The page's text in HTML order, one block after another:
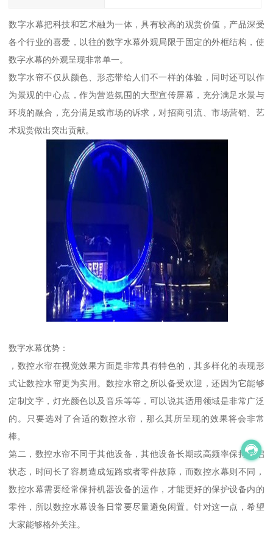
数字水幕把科技和艺术融为一体，具有较高的观赏价值，产品深受
各个行业的喜爱，以往的数字水幕外观局限于固定的外框结构，使
数字水幕的外观呈现非常单一。
数字水帘不仅从颜色、形态带给人们不一样的体验，同时还可以作
为景观的中心点，作为营造氛围的大型宣传屏幕，充分满足水景与
环境的融合，充分满足或市场的诉求，对招商引流、市场营销、艺
术观赏做出突出贡献。
数字水幕优势：
，数控水帘在视觉效果方面是非常具有特色的，其多样化的表现形
式让数控水帘更为实用。数控水帘之所以备受欢迎，还因为它能够
定制文字，灯光颜色以及音乐等等，可以说其适用领域是非常广泛
的。只要选对了合适的数控水帘，那么其所呈现的效果将会非常
棒。
第二，数控水帘不同于其他设备，其他设备长期或高频率保持开启
状态，时间长了容易造成短路或者零件故障，而数控水幕则不同，
数控水幕需要经常保持机器设备的运作，才能更好的保护设备内的
零件，所以数控水幕设备日常要尽量避免闲置。针对这一点，希望
大家能够格外关注。